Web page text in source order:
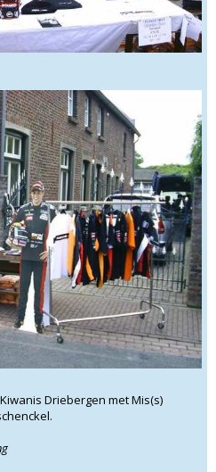
Driebergen met Mis(s)